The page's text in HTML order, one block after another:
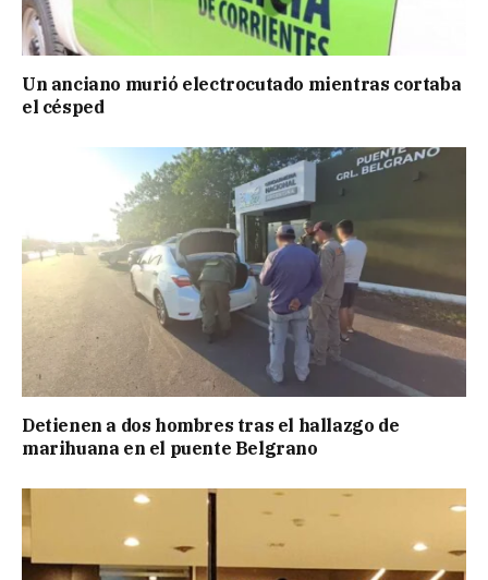
Un anciano murió electrocutado mientras cortaba
el césped
Detienen a dos hombres tras el hallazgo de
marihuana en el puente Belgrano